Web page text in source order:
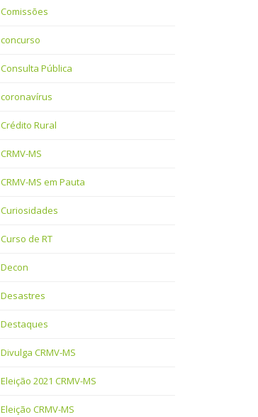
Comissões
concurso
Consulta Pública
coronavírus
Crédito Rural
CRMV-MS
CRMV-MS em Pauta
Curiosidades
Curso de RT
Decon
Desastres
Destaques
Divulga CRMV-MS
Eleição 2021 CRMV-MS
Eleição CRMV-MS